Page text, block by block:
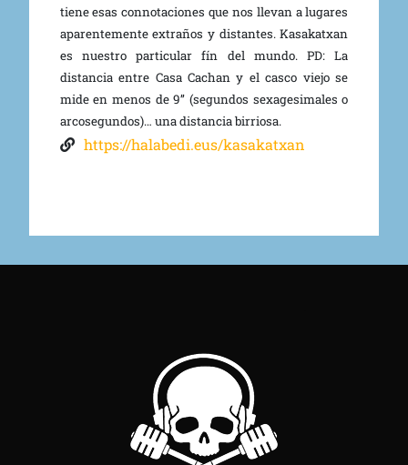
tiene esas connotaciones que nos llevan a lugares
aparentemente extraños y distantes. Kasakatxan
es nuestro particular fín del mundo. PD: La
distancia entre Casa Cachan y el casco viejo se
mide en menos de 9’’ (segundos sexagesimales o
arcosegundos)… una distancia birriosa.
https://halabedi.eus/kasakatxan